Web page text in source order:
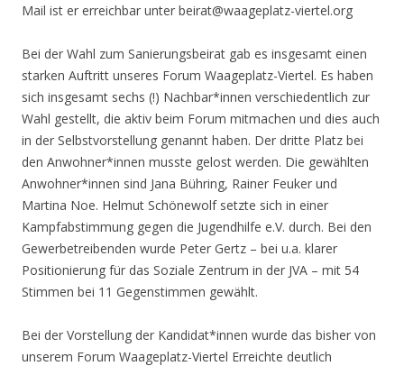
Mail ist er erreichbar unter beirat@waageplatz-viertel.org
Bei der Wahl zum Sanierungsbeirat gab es insgesamt einen
starken Auftritt unseres Forum Waageplatz-Viertel. Es haben
sich insgesamt sechs (!) Nachbar*innen verschiedentlich zur
Wahl gestellt, die aktiv beim Forum mitmachen und dies auch
in der Selbstvorstellung genannt haben. Der dritte Platz bei
den Anwohner*innen musste gelost werden. Die gewählten
Anwohner*innen sind Jana Bühring, Rainer Feuker und
Martina Noe. Helmut Schönewolf setzte sich in einer
Kampfabstimmung gegen die Jugendhilfe e.V. durch. Bei den
Gewerbetreibenden wurde Peter Gertz – bei u.a. klarer
Positionierung für das Soziale Zentrum in der JVA – mit 54
Stimmen bei 11 Gegenstimmen gewählt.
Bei der Vorstellung der Kandidat*innen wurde das bisher von
unserem Forum Waageplatz-Viertel Erreichte deutlich